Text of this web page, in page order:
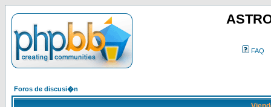
FAQ
Foros de discusi�n